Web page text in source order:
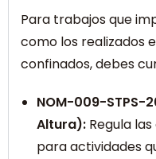
Para trabajos que
como los realizados
confinados, debes
NOM-009-STPS-
Altura): Regula
para actividades